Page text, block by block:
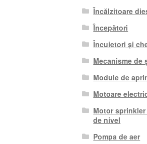
Încălzitoare
Începători
Încuietori și
Mecanisme de
Module de
Motoare
Motor
de nivel
Pompa de aer